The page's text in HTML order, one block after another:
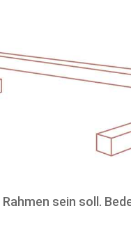
sein soll.